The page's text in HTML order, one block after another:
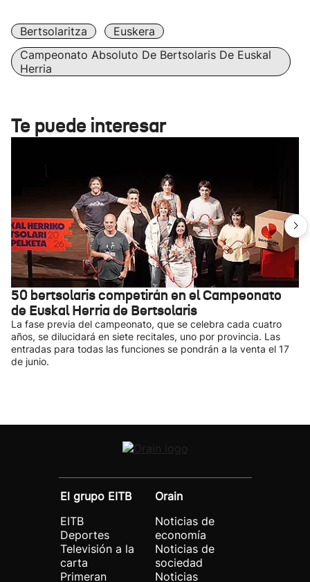
Bertsolaritza
Euskera
Campeonato Absoluto De Bertsolaris De Euskal
Herria
Te puede interesar
50 bertsolaris competirán en el Campeonato
de Euskal Herria de Bertsolaris
La fase previa del campeonato, que se celebra cada cuatro
años, se dilucidará en siete recitales, uno por provincia. Las
entradas para todas las funciones se pondrán a la venta el 17
de junio.
El grupo EITB
EITB
Deportes
Televisión a la
carta
Primeran
Orain
Noticias de
economía
Noticias de
sociedad
Noticias